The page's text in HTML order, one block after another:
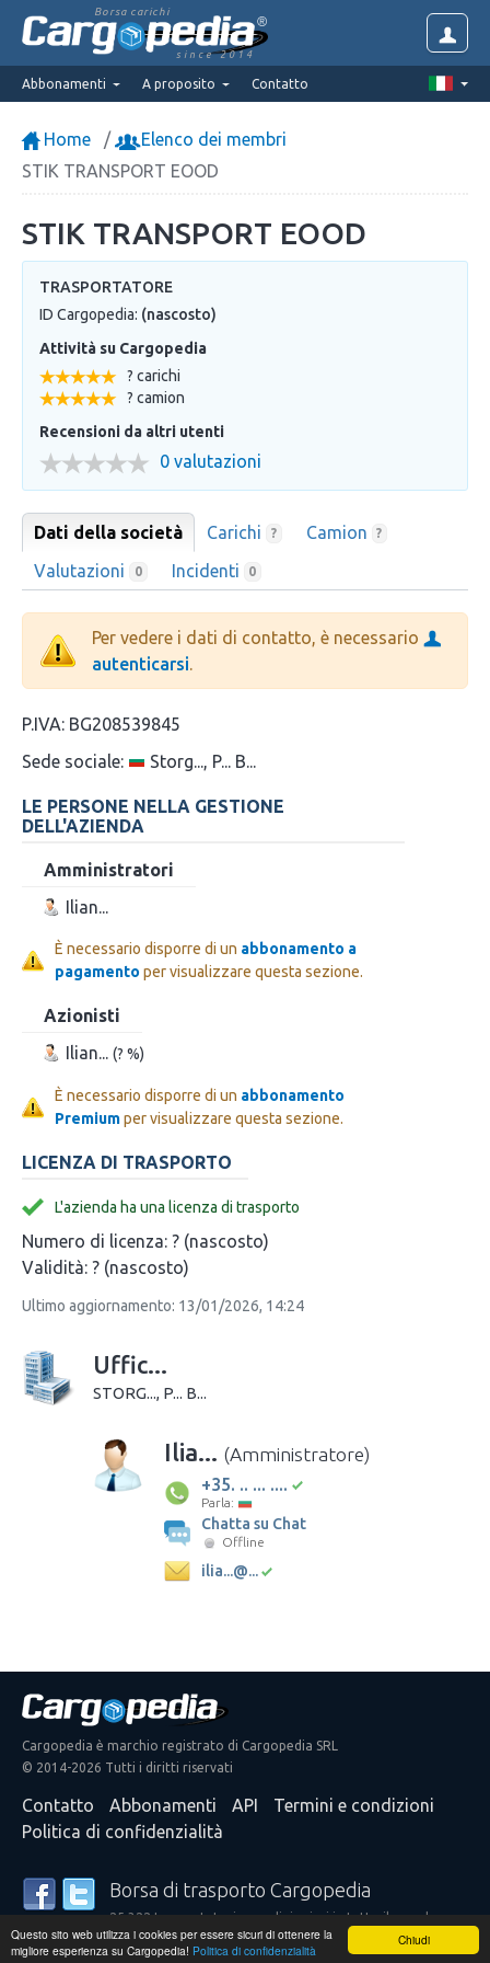
Chiudi
Questo sito web utilizza i cookies per essere sicuri di ottenere la
migliore esperienza su Cargopedia! Politica di confidenzialità
Borsa carichi
since 2014
Abbonamenti A proposito Contatto
Home
Elenco dei membri
STIK TRANSPORT EOOD
STIK TRANSPORT EOOD
TRASPORTATORE
ID Cargopedia: (nascosto)
Attività su Cargopedia
? carichi
? camion
Recensioni da altri utenti
0 valutazioni
Dati della società Carichi ? Camion ?
Valutazioni 0 Incidenti 0
Per vedere i dati di contatto, è necessario
autenticarsi
P.IVA: BG208539845
Sede sociale:
Storg..., P... B...
LE PERSONE NELLA GESTIONE
DELL'AZIENDA
Amministratori
Ilian...
È necessario disporre di un abbonamento a
pagamento per visualizzare questa sezione.
Azionisti
Ilian... (? %)
È necessario disporre di un abbonamento
Premiumper visualizzare questa sezione.
LICENZA DI TRASPORTO
L'azienda ha una licenza di trasporto
Numero di licenza: ? (nascosto)
Validità: ? (nascosto)
Ultimo aggiornamento: 13/01/2026, 14:24
Uffic...
STORG..., P... B...
Ilia... (Amministratore)
+35. .. ... ....
Parla:
Chatta su Chat
Offline
ilia...@...
Cargopedia è marchio registrato di Cargopedia SRL
© 2014-2026 Tutti i diritti riservati
Contatto Abbonamenti API
Termini e condizioni
Politica di confidenzialità
Borsa di trasporto Cargopedia
25.322 trasportatori e spedizionieri in tutto il mondo
confidano nei nostri servizi